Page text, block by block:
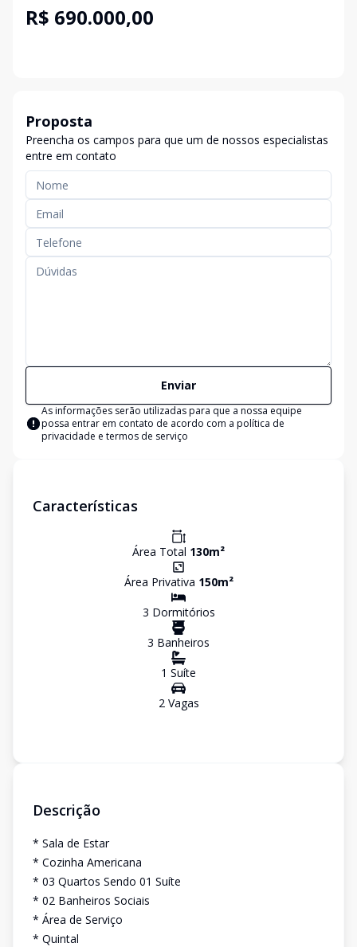
R$ 690.000,00
Proposta
Preencha os campos para que um de nossos especialistas
entre em contato
Enviar
As informações serão utilizadas para que a nossa equipe
possa entrar em contato de acordo com a política de
privacidade e termos de serviço
Características
Área Total 130m²
Área Privativa 150m²
3 Dormitórios
3 Banheiros
1 Suíte
2Vagas
Descrição
* Sala de Estar
* Cozinha Americana
* 03 Quartos Sendo 01 Suíte
* 02 Banheiros Sociais
* Área de Serviço
* Quintal